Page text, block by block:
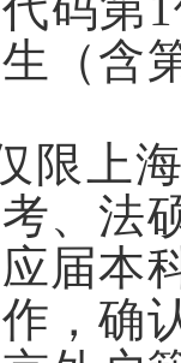
（含
限上
、法
届本
，确